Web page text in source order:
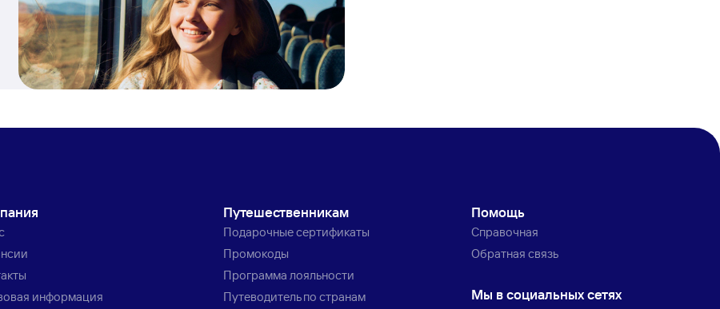
информация
Путешественникам
Подарочные сертификаты
Промокоды
Программа лояльности
Путеводитель по странам
Помощь
Справочная
Обратная связь
Мы в социальных сетях